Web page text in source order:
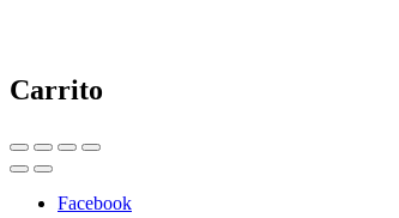
Carrito
Facebook